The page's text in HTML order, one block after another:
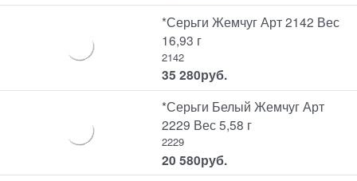
*Серьги Жемчуг Арт 2142 Вес
16,93 г
2142
35 280руб.
*Серьги Белый Жемчуг Арт
2229 Вес 5,58 г
2229
20 580руб.